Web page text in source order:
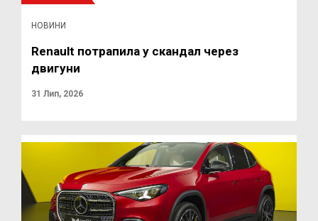
НОВИНИ
Renault потрапила у скандал через
двигуни
31 Лип, 2026